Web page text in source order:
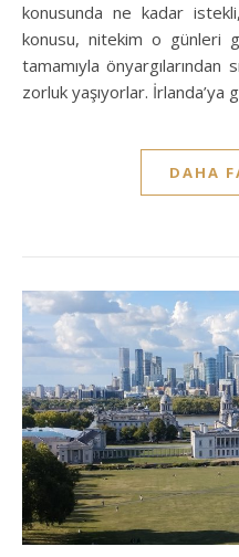
konusunda ne kadar
konusu, nitekim o günleri
tamamıyla önyargılarından
zorluk yaşıyorlar. İrlanda’ya
DAHA